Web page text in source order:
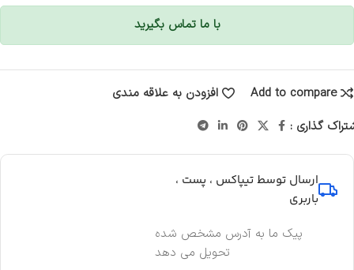
با ما تماس بگیرید
Add to compare
افزودن به علاقه مندی
گذاری :
ارسال توسط تیپاکس ، پست ،
باربری
پیک ما به آدرس مشخص شده
تحویل می دهد